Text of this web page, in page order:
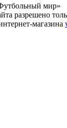
мир»
разрешено
магазина